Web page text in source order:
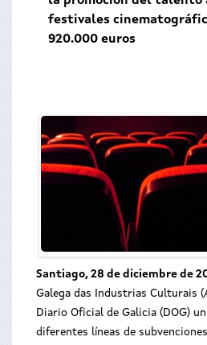
festivales
920.000 euros
Santiago, 28 de diciembre de
Galega das Industrias Culturais
Diario Oficial de Galicia (DOG)
diferentes líneas de